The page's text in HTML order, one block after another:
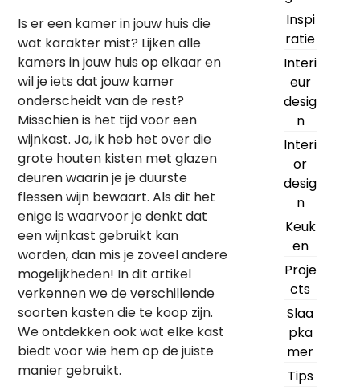
Is er een kamer in jouw huis die
wat karakter mist? Lijken alle
kamers in jouw huis op elkaar en
wil je iets dat jouw kamer
onderscheidt van de rest?
Misschien is het tijd voor een
wijnkast. Ja, ik heb het over die
grote houten kisten met glazen
deuren waarin je je duurste
flessen wijn bewaart. Als dit het
enige is waarvoor je denkt dat
een wijnkast gebruikt kan
worden, dan mis je zoveel andere
mogelijkheden! In dit artikel
verkennen we de verschillende
soorten kasten die te koop zijn.
We ontdekken ook wat elke kast
biedt voor wie hem op de juiste
manier gebruikt.
Inspi
ratie
Interi
eur
desig
n
Interi
or
desig
n
Keuk
en
Proje
cts
Slaa
pka
mer
Tips